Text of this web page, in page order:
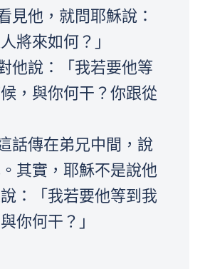
見他，就問耶穌說：
將來如何？」
他說：「我若要他等
，與你何干？你跟從
話傳在弟兄中間，說
其實，耶穌不是說他
：「我若要他等到我
你何干？」